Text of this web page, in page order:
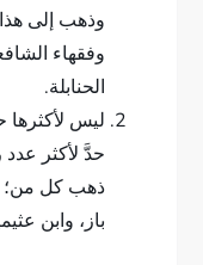
وذهب إلى
وفقهاء
الحنابلة.
ليس لأكثرها
حدَّ لأكثر
ذهب كل من؛
باز، وابن